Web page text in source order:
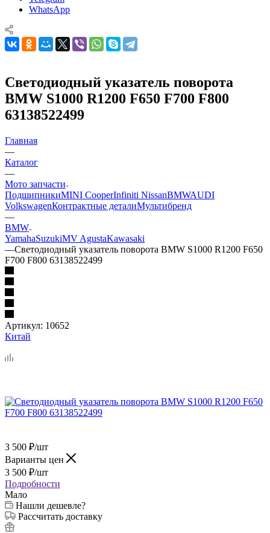
WhatsApp
Светодиодный указатель поворота
BMW S1000 R1200 F650 F700 F800
63138522499
Главная
—
Каталог
—
Мото запчасти
ПодшипникиMINI CooperInfiniti NissanBMWAUDI
VolkswagenКонтрактные деталиМультибренд
—
BMW
YamahaSuzukiMV AgustaKawasaki
—Светодиодный указатель поворота BMW S1000 R1200 F650
F700 F800 63138522499
Артикул: 10652
Китай
3 500 ₽/шт
Варианты цен
3 500 ₽/шт
Подробности
Мало
Нашли дешевле?
Рассчитать доставку